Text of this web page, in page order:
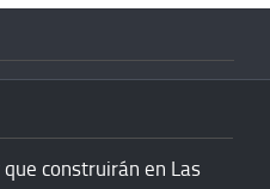
construirán en Las